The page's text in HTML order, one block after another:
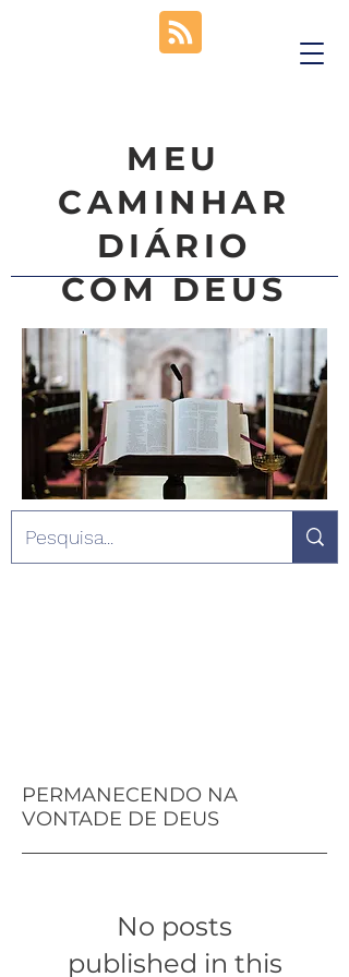
MEU
CAMINHAR
DIÁRIO
COM DEUS
PERMANECENDO NA
VONTADE DE DEUS
No posts
published in this